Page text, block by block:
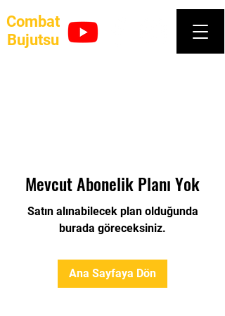
Combat
Bujutsu
Mevcut Abonelik Planı Yok
Satın alınabilecek plan olduğunda
burada göreceksiniz.
Ana Sayfaya Dön